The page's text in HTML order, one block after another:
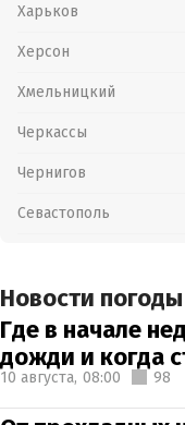
Харьков
Херсон
Хмельницкий
Черкассы
Чернигов
Севастополь
Новости
Где в начале
дожди и когда
10 августа, 08:00 98